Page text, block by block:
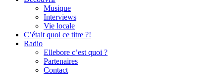
Musique
Interviews
Vie locale
C’était quoi ce titre ?!
Radio
Ellebore c’est quoi ?
Partenaires
Contact